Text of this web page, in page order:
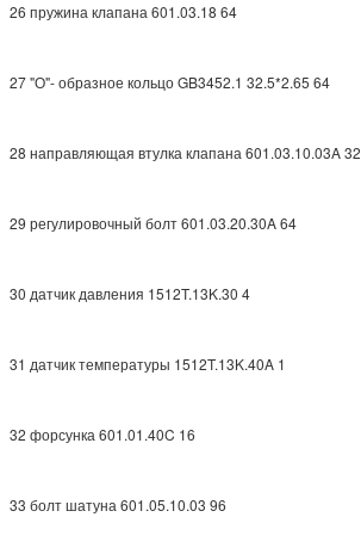
26 пружина клапана 601.03.18 64
27 "О"- образное кольцо GB3452.1 32.5*2.65 64
28 направляющая втулка клапана 601.03.10.03A 32
29 регулировочный болт 601.03.20.30A 64
30 датчик давления 1512T.13K.30 4
31 датчик температуры 1512T.13K.40A 1
32 форсунка 601.01.40C 16
33 болт шатуна 601.05.10.03 96